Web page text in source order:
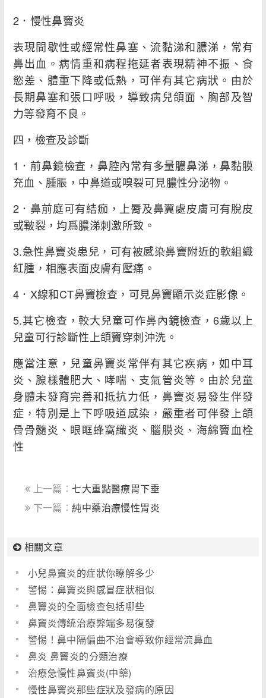
2．慢性鼻竇炎
表現間歇性或經常性鼻塞、流黏涕和膿涕，常有
鼻出血。病情重和病程拖延者表現精神不振、食
慾差、體重下降或低熱，可伴有其它病狀。由於
長期鼻塞和張口呼吸，導致病兒頜面、胸部及智
力等發育不良。
四，檢查及診斷
1．前鼻鏡檢查，鼻腔內常有多量膿鼻涕，鼻黏膜
充血、腫脹，中鼻道或嗅裂可見膿性分泌物。
2．鼻前庭可有結痂，上脣及鼻翼處皮膚可有脫皮
或皸裂，均爲膿涕刺激所致。
3.急性鼻竇炎患兒，可有被感染鼻竇附近的軟組織
紅腫，相應表面皮膚有壓痛。
4．X線和CT鼻竇檢查，可見鼻竇顯示炎症影像。
5.其它檢查，較大兒童可作鼻內鏡檢查，6歲以上
兒童可行診斷性上頜竇穿刺沖洗。
應當注意，兒童鼻竇炎常伴有其它疾病，如中耳
炎、腺樣體肥大、哮喘、支氣管炎等。由於兒童
身體未發育完善和抵抗力低，鼻竇炎易發生伴發
症，特別是上下呼吸道感染，嚴重者可伴發上頜
骨骨髓炎、眼眶蜂窩織炎、腦膜炎、海綿竇血栓
性
上一篇：七大重點醫療胃下垂
下一篇：純中藥治療慢性胃炎
相關文章
小兒鼻竇炎的症狀你瞭解多少
警惕：鼻竇炎與感冒症狀相似
鼻竇炎的全面檢查包括哪些
鼻竇炎傳統治療弊端多易復發
警惕！鼻中隔偏曲不治會導致你經常流鼻血
鼻炎 鼻竇炎的分類治療
治療急慢性鼻竇炎(中藥)
慢性鼻竇炎那些症狀及發病的原因